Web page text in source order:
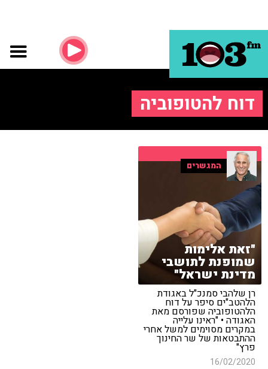
דוח להטופוביה
המגשרים
"זאת אלימות
שמופנת לתושבי
מדינת ישראל"
רן שלהבי סמנכ"ל באגודת
הלהטב"ים סיפר על דוח
הלהטופוביה שפורסם מאת
האגודה • "ראינו עלייה
במקרים מסוימים למשל אחרי
ההתבטאות של שר החינוך
פרץ"
16/02/2020